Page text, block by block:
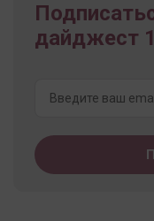
дайджест